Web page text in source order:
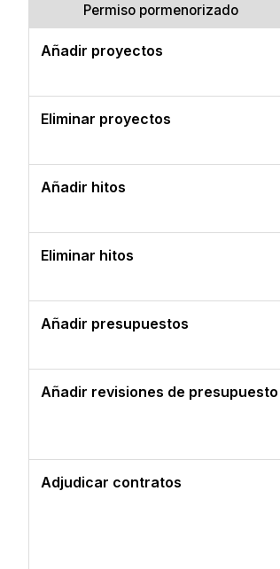
Permiso pormenorizado
Añadir proyectos
Eliminar proyectos
Añadir hitos
Eliminar hitos
Añadir presupuestos
Añadir revisiones de presupuesto
Adjudicar contratos